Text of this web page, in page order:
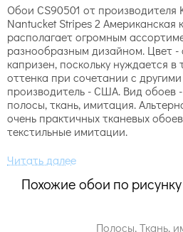
Обои CS90501 от производителя
Nantucket Stripes 2 Американская
располагает огромным
разнообразным дизайном. Цвет -
капризен, поскольку нуждается
оттенка при сочетании с
производитель - США. Вид обоев
полосы, ткань, имитация.
очень практичных тканевых
текстильные имитации.
Похожие обои по рисунку
Полосы,Ткань,